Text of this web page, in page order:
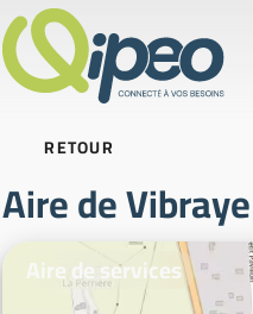
RETOUR
Aire de Vibraye
Photos d'illustration
Aire de services